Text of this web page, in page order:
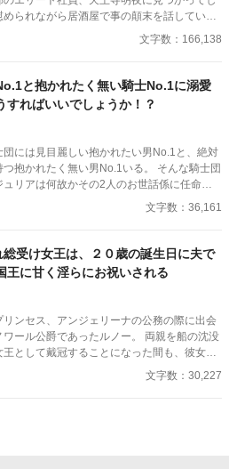
す。
められながら居酒屋で事の顛末を話していた
夜を過ごすことに――!? 明夜は傷心した自
だ、と考える澪だったが、翌朝「責任をと
明夜は澪の心と身体を幸せで満たしてくれ
夜のヤンデレな一面が見えてきて――執着強
愛ラブストーリー！
文字数：166,138
と抱かれたく無い騎士No.1に溺愛
すればいいでしょうか！？
団には見目麗しい抱かれたい男No.1と、絶対
れたく無い男No.1いる。 そんな騎士団
リアは何故かその2人のお世話係に任命さ
の借金返済の
すっ！
文字数：36,161
総受け女王は、２０歳の誕生日に夫で
王に甘く淫らにお祝いされる
リンセス、アンジェリーナの公務の際に出会
ワール公爵であったルノー。 両親を船の沈没
として戴冠することになった間も、彼女を
ら幾つもの困難を乗り越え、ルノーはアンジ
、単なる女王の夫、王配ではなく、自らも
文字数：30,227